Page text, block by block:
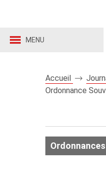
MENU
Accueil
Ordonnance